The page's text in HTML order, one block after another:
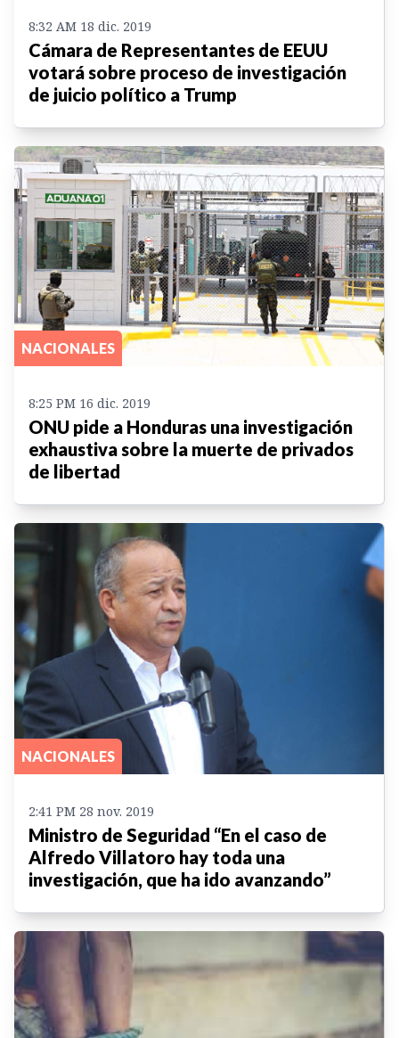
8:32 AM 18 dic. 2019
Cámara de Representantes de EEUU
votará sobre proceso de investigación
de juicio político a Trump
NACIONALES
8:25 PM 16 dic. 2019
ONU pide a Honduras una investigación
exhaustiva sobre la muerte de privados
de libertad
NACIONALES
2:41 PM 28 nov. 2019
Ministro de Seguridad “En el caso de
Alfredo Villatoro hay toda una
investigación, que ha ido avanzando”